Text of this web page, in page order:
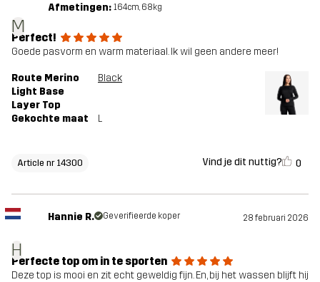
M
Afmetingen: 164cm, 68kg
Perfect!
Goede pasvorm en warm materiaal. Ik wil geen andere meer!
Route Merino
Light Base
Layer Top
Black
Gekochte maat L
Article nr 14300 Vind je dit nuttig? 0
H
Hannie R. Geverifieerde koper 28 februari 2026
Perfecte top om in te sporten
Deze top is mooi en zit echt geweldig fijn. En, bij het wassen blijft hij